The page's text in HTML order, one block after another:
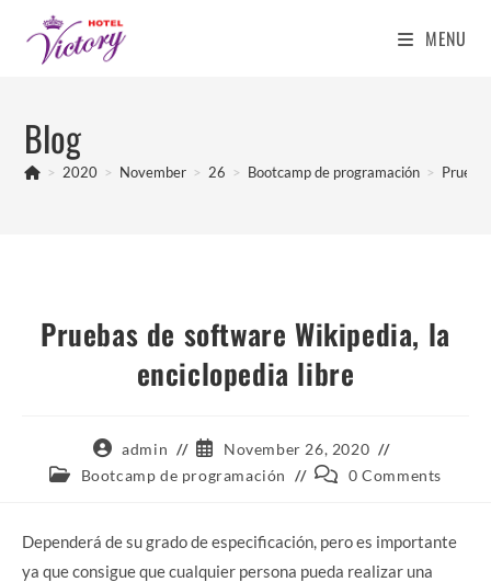
content
MENU
Blog
> 2020 > November > 26 > Bootcamp de programación >
Pruebas de software Wikipedia, la
enciclopedia libre
Post
author:
admin
Post
published:
November 26, 2020
Post Bootcamp de programación
Post 0 Comments
Dependerá de su grado de especificación, pero es importante
ya que consigue que cualquier persona pueda realizar una